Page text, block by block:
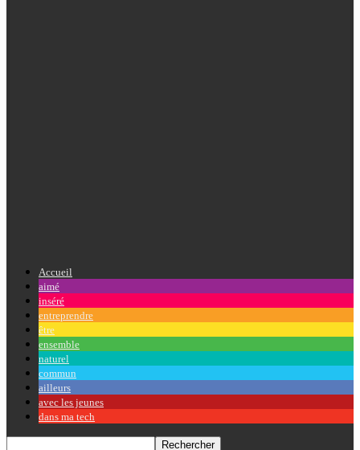
Accueil
aimé
inséré
entreprendre
être
ensemble
naturel
commun
ailleurs
avec les jeunes
dans ma tech